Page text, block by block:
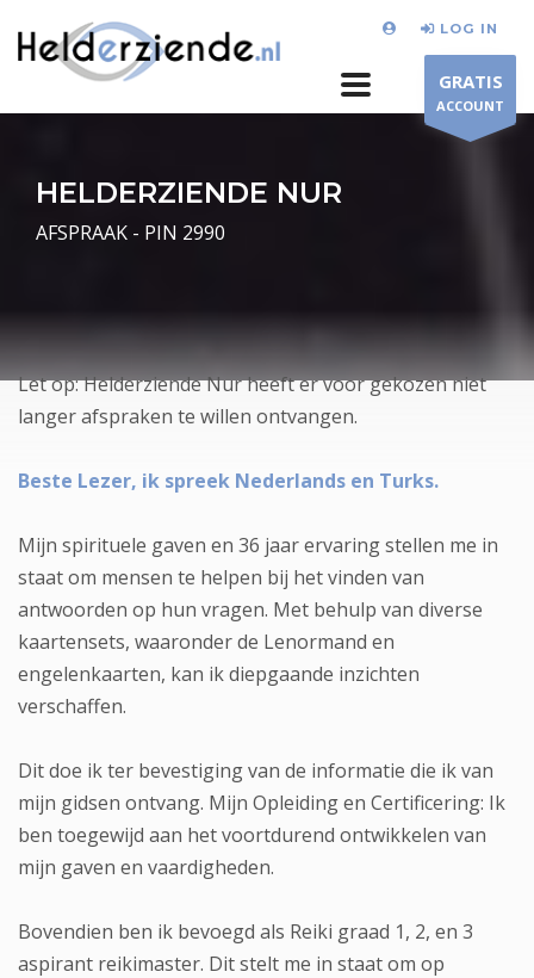
LOG IN
GRATIS
ACCOUNT
HELDERZIENDE NUR
AFSPRAAK - PIN 2990
Let op: Helderziende Nur heeft er voor gekozen niet
langer afspraken te willen ontvangen.
Beste Lezer, ik spreek Nederlands en Turks.
Mijn spirituele gaven en 36 jaar ervaring stellen me in
staat om mensen te helpen bij het vinden van
antwoorden op hun vragen. Met behulp van diverse
kaartensets, waaronder de Lenormand en
engelenkaarten, kan ik diepgaande inzichten
verschaffen.
Dit doe ik ter bevestiging van de informatie die ik van
mijn gidsen ontvang. Mijn Opleiding en Certificering: Ik
ben toegewijd aan het voortdurend ontwikkelen van
mijn gaven en vaardigheden.
Bovendien ben ik bevoegd als Reiki graad 1, 2, en 3
aspirant reikimaster. Dit stelt me in staat om op